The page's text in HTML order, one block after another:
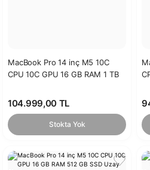
MacBook Pro 14 inç M5 10C
CPU 10C GPU 16 GB RAM 1 TB
104.999,00 TL
Stokta Yok